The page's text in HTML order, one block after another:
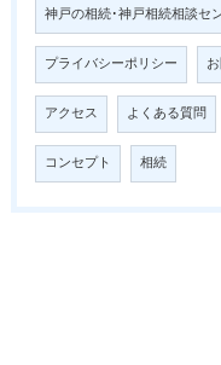
神戸の相続･神戸相続相談セ
プライバシーポリシー
アクセス よくある質問
コンセプト 相続